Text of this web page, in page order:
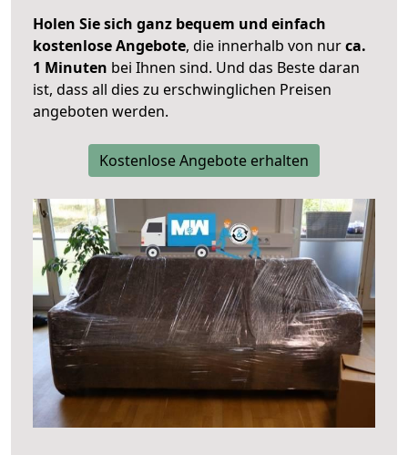
Holen Sie sich ganz bequem und einfach
kostenlose Angebote, die innerhalb von nurca.
1 Minuten bei Ihnen sind. Und das Beste daran
ist, dass all dies zu erschwinglichen Preisen
angeboten werden.
Kostenlose Angebote erhalten